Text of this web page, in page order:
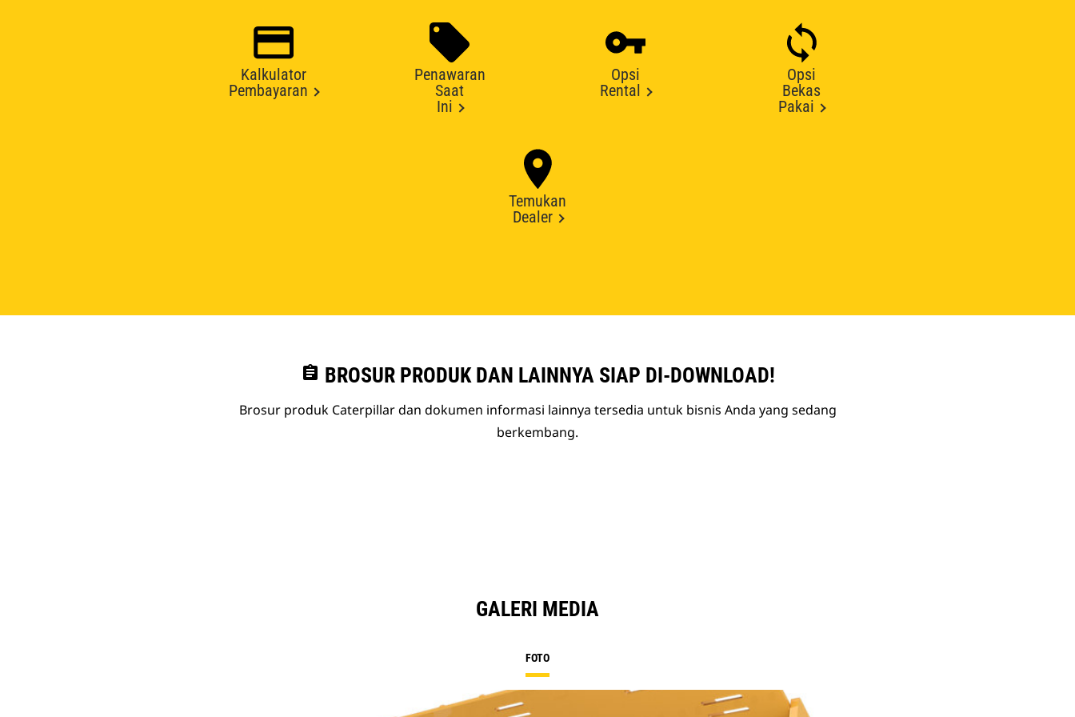
Kalkulator
Pembayaran
Penawaran
Saat
Ini
Opsi
Rental
Opsi
Bekas
Pakai
Temukan
Dealer
assignment BROSUR PRODUK DAN LAINNYA SIAP DI-DOWNLOAD!
Brosur produk Caterpillar dan dokumen informasi lainnya tersedia untuk bisnis Anda yang sedang
berkembang.
GALERI MEDIA
FOTO